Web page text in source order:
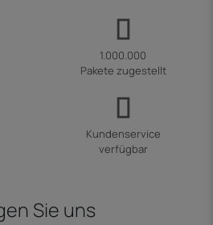
1.000.000
Pakete zugestellt
Kundenservice
verfügbar
Sie uns